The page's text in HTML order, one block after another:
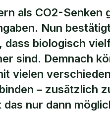
große
als CO2-Senken
Nun
dass biologisch
sind. Demnach
vielen
– zusätzlich
nur dann